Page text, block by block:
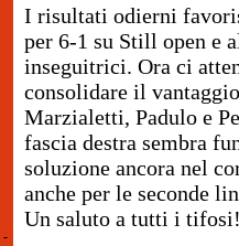
-
I risultati odierni
per 6-1 su Still open e
inseguitrici. Ora ci
consolidare il
Marzialetti, Padulo e
fascia destra sembra
soluzione ancora nel
anche per le seconde
Un saluto a tutti i